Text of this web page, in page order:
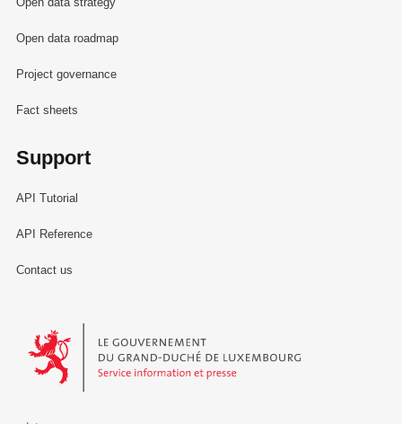
Open data roadmap
Project governance
Fact sheets
Support
API Tutorial
API Reference
Contact us
Le Gouvernement du Grand-Duché de Luxembourg - Service